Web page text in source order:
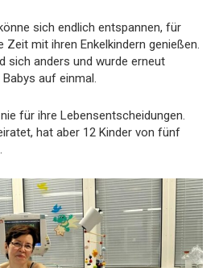
sich endlich entspannen, für
Zeit mit ihren Enkelkindern genießen.
sich anders und wurde erneut
auf einmal.
für ihre Lebensentscheidungen.
hat aber 12 Kinder von fünf